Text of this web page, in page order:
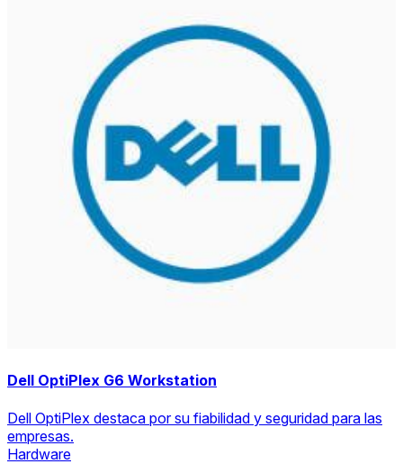
Dell OptiPlex G6 Workstation
Dell OptiPlex destaca por su fiabilidad y seguridad para las
empresas.
Hardware